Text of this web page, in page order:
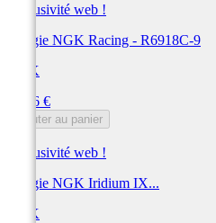
Exclusivité web !
Bougie NGK Racing - R6918C-9
NGK
79,56 €
Ajouter au panier
Exclusivité web !
Bougie NGK Iridium IX...
NGK